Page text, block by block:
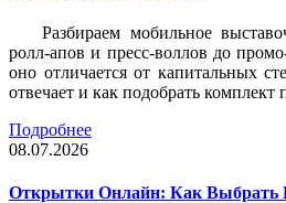
Разбираем мобильное
ролл-апов и пресс-воллов до
оно отличается от капитальных
отвечает и как подобрать
Подробнее
08.07.2026
Открытки Онлайн: Как Выбрать